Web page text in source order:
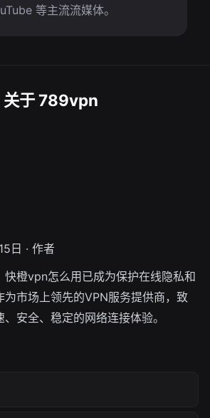
等主流流媒体。
关于 789vpn
日 · 作者
快橙vpn怎么用已成为保护在线隐私和
为市场上领先的VPN服务提供商，致
安全、稳定的网络连接体验。